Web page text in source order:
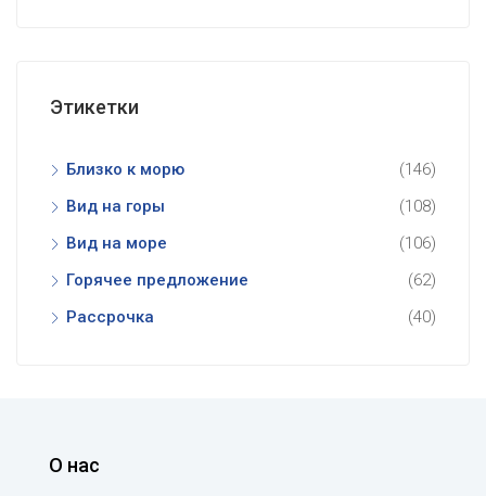
Этикетки
Близко к морю
(146)
Вид на горы
(108)
Вид на море
(106)
Горячее предложение
(62)
Рассрочка
(40)
О нас